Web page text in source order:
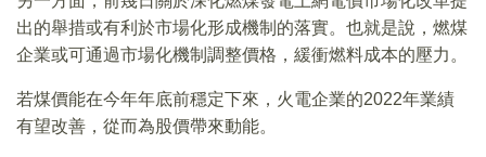
出的舉措或有利於市場化形成機制的落實。也就是說，燃煤
企業或可通過市場化機制調整價格，緩衝燃料成本的壓力。
若煤價能在今年年底前穩定下來，火電企業的2022年業績
有望改善，從而為股價帶來動能。